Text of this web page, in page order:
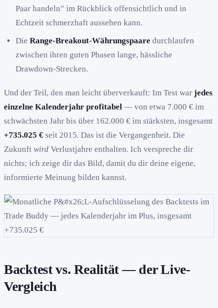
Paar handeln” im Rückblick offensichtlich und in
Echtzeit schmerzhaft aussehen kann.
Die Range-Breakout-Währungspaare durchlaufen
zwischen ihren guten Phasen lange, hässliche
Drawdown-Strecken.
Und der Teil, den man leicht überverkauft: Im Test war jedes
einzelne Kalenderjahr profitabel — von etwa 7.000 € im
schwächsten Jahr bis über 162.000 € im stärksten, insgesamt
+735.025 € seit 2015. Das ist die Vergangenheit. Die
Zukunft wird Verlustjahre enthalten. Ich verspreche dir
nichts; ich zeige dir das Bild, damit du dir deine eigene,
informierte Meinung bilden kannst.
Backtest vs. Realität — der Live-
Vergleich